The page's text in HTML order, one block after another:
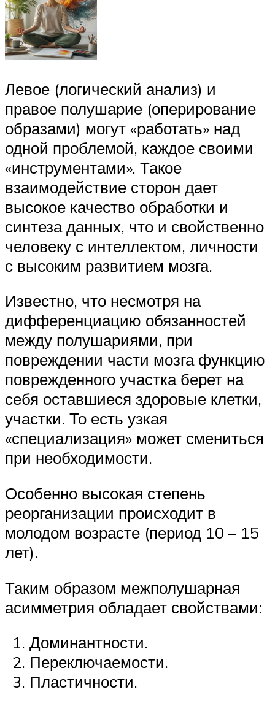
Левое (логический анализ) и
правое полушарие (оперирование
образами) могут «работать» над
одной проблемой, каждое своими
«инструментами». Такое
взаимодействие сторон дает
высокое качество обработки и
синтеза данных, что и свойственно
человеку с интеллектом, личности
с высоким развитием мозга.
Известно, что несмотря на
дифференциацию обязанностей
между полушариями, при
повреждении части мозга функцию
поврежденного участка берет на
себя оставшиеся здоровые клетки,
участки. То есть узкая
«специализация» может смениться
при необходимости.
Особенно высокая степень
реорганизации происходит в
молодом возрасте (период 10 – 15
лет).
Таким образом межполушарная
асимметрия обладает свойствами:
Доминантности.
Переключаемости.
Пластичности.